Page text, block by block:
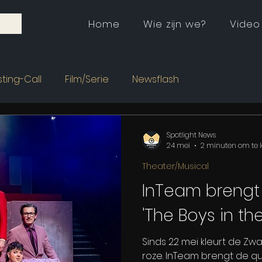
Home Wie zijn we?
Call Film/Serie Newsflash
InTeam
'The Boys in
Sinds 22 mei kleurt de
roze. InTeam brengt de
Theater/Musical
Spotlight News
24 mei
2 minuten om te